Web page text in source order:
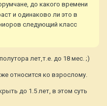
до какого времени
и одинаково ли это в
следующий класс
лет,т.е. до 18 мес. ;)
относится ко взрослому.
до 1.5 лет, в этом суть